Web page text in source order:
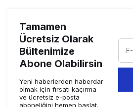
Tamamen
Ücretsiz Olarak
Bültenimize
Abone Olabilirsin
Yeni haberlerden haberdar
olmak için fırsatı kaçırma
ve ücretsiz e-posta
aboneliğini hemen başlat.